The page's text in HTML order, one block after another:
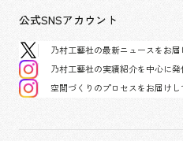
公式SNSアカウント
乃村工藝社の最新ニュースをお
乃村工藝社の実績紹介を中心に
空間づくりのプロセスをお届け